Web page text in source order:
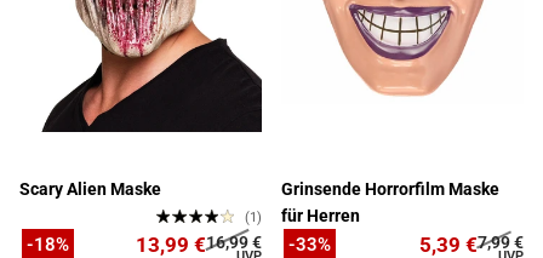
Scary Alien Maske
(1)
13,99 €16,99 €
-18%
Grinsende Horrorfilm Maske
für Herren
5,39 €7,99 €
-33%